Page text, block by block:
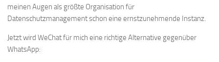
meinen Augen als größte Organisation für
Datenschutzmanagement schon eine ernstzunehmende Instanz.
Jetzt wird WeChat für mich eine richtige Alternative gegenüber
WhatsApp: